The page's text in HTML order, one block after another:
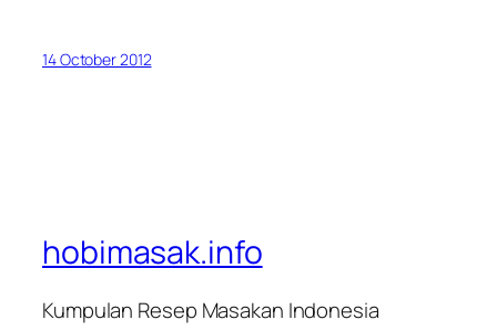
14 October 2012
hobimasak.info
Kumpulan Resep Masakan Indonesia